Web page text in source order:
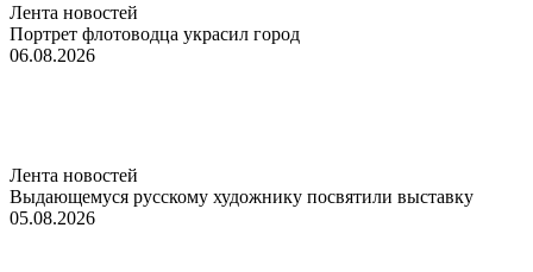
Лента новостей
Портрет флотоводца украсил город
06.08.2026
Лента новостей
Выдающемуся русскому художнику посвятили выставку
05.08.2026